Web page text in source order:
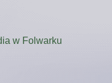
w Folwarku